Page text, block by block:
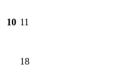
10 11
18